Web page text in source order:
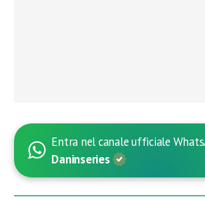
Entra nel canale ufficiale
Daninseries